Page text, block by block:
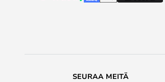
SEURAA MEITÄ